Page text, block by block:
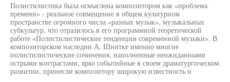
Полистилистика была осмыслена композитором как «проблема
времени» - реальное совмещение в общем культурном
пространстве огромного числа «разных музык», музыкальных
субкультур, что отразилось в его программной теоретической
работе «Полистилистические тенденции современной музыки». В
композиторском наследии А. Шнитке именно многие
полистилистические сочинения, наполненные неожиданными
острыми контрастами, ярко событийные в своем драматургическом
развитии, принесли композитору широкую известность и